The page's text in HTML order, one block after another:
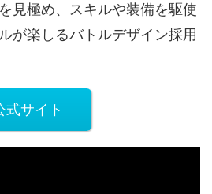
見極め、スキルや装備を駆使
が楽しるバトルデザイン採用
式サイト